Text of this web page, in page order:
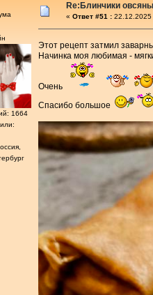
1664
Re:Блинчики
« Ответ #51 :
Этот рецепт затмил
Начинка моя любимая -
Очень
Спасибо большое